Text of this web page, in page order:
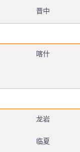
晋中
喀什
龙岩
临夏